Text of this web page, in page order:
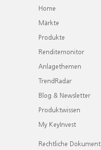
Home
Märkte
Produkte
Renditemonitor
Anlagethemen
TrendRadar
Blog & Newsletter
Produktwissen
My KeyInvest
Rechtliche